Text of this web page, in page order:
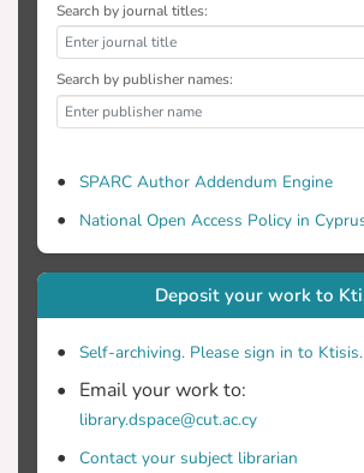
Search by journal titles:
Search by publisher names:
SPARC Author Addendum Engine
National Open Access Policy in
Deposit your work to
Self-archiving. Please sign in to Ktisis.
Email your work to:
library.dspace@cut.ac.cy
Contact your subject librarian